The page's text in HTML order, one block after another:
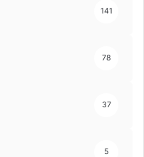
141
78
37
5